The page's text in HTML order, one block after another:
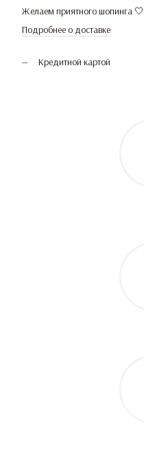
Желаем приятного шопинга 🤍
Подробнее о доставке
Кредитной картой